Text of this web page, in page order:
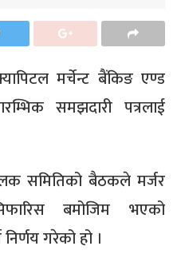
मर्चेन्ट बैंकिङ एण्ड
समझदारी पत्रलाई
समितिको बैठकले मर्जर
बमोजिम भएको
गरेको हो ।